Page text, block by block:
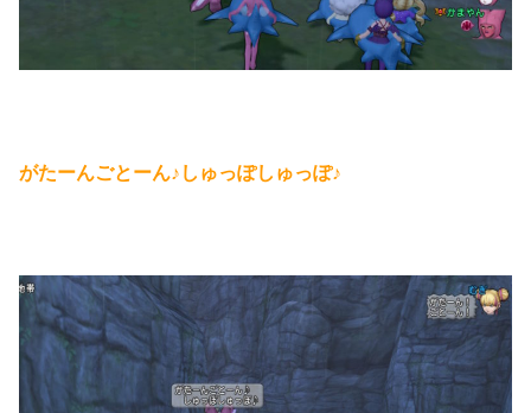
がたーんごとーん♪しゅっぽしゅっぽ♪